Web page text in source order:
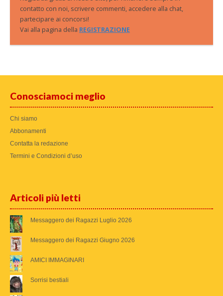
contatto con noi, scrivere commenti, accedere alla chat,
partecipare ai concorsi!
Vai alla pagina della REGISTRAZIONE
Conosciamoci meglio
Chi siamo
Abbonamenti
Contatta la redazione
Termini e Condizioni d’uso
Articoli più letti
Messaggero dei Ragazzi Luglio 2026
Messaggero dei Ragazzi Giugno 2026
AMICI IMMAGINARI
Sorrisi bestiali